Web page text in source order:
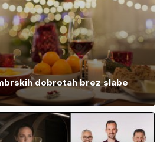
dobrotah brez slabe